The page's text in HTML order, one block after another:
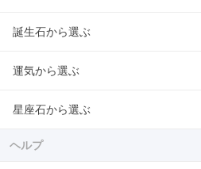
誕生石から選ぶ
運気から選ぶ
星座石から選ぶ
ヘルプ